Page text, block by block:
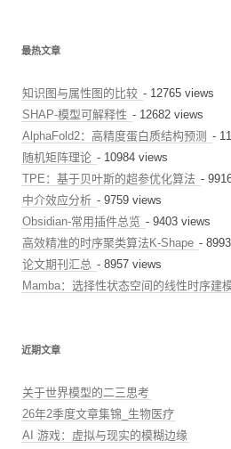
最热文章
知识图与属性图的比较 - 12765 views
SHAP-模型可解释性 - 12682 views
AlphaFold2：高精度蛋白质结构预测 -
随机矩阵理论 - 10984 views
TPE：基于贝叶斯的超参优化算法 -
中介效应分析 - 9759 views
Obsidian-常用插件总览 - 9403 views
高效精准的时序聚类算法K-Shape -
论文期刊汇总 - 8957 views
Mamba：选择性状态空间的线性时序建
近期文章
关于世界模型的二三思考
26年2季度文章集锦_生物医疗
AI 游戏：虚拟与现实的模糊边缘